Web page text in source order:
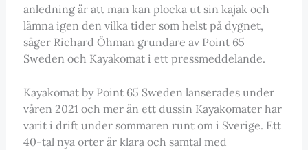
anledning är att man kan plocka ut sin kajak och
lämna igen den vilka tider som helst på dygnet,
säger Richard Öhman grundare av Point 65
Sweden och Kayakomat i ett pressmeddelande.
Kayakomat by Point 65 Sweden lanserades under
våren 2021 och mer än ett dussin Kayakomater har
varit i drift under sommaren runt om i Sverige. Ett
40-tal nya orter är klara och samtal med